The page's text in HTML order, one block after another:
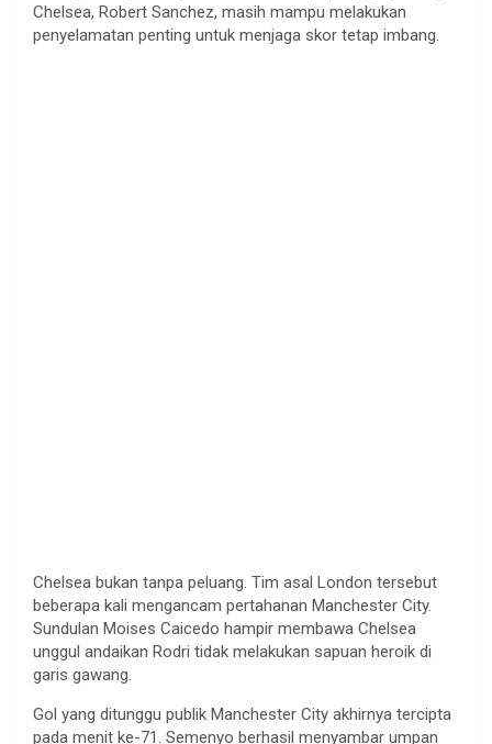
Chelsea, Robert Sanchez, masih mampu melakukan
penyelamatan penting untuk menjaga skor tetap imbang.
Chelsea bukan tanpa peluang. Tim asal London tersebut
beberapa kali mengancam pertahanan Manchester City.
Sundulan Moises Caicedo hampir membawa Chelsea
unggul andaikan Rodri tidak melakukan sapuan heroik di
garis gawang.
Gol yang ditunggu publik Manchester City akhirnya tercipta
pada menit ke-71. Semenyo berhasil menyambar umpan